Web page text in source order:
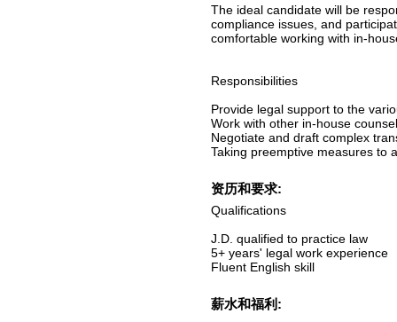
The ideal candidate will be
compliance issues, and
comfortable working with in-
Responsibilities
Provide legal support to the
Work with other in-house
Negotiate and draft complex
Taking preemptive measures to
资历和要求:
Qualifications
J.D. qualified to practice law
5+ years' legal work experience
Fluent English skill
薪水和福利: